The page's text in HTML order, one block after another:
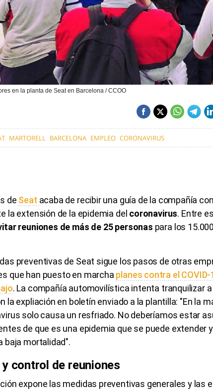
en la planta de Seat en Barcelona / CCOO
MARTORELL BARCELONA EMPLEO CORONAVIRUS
de Seat acaba de recibir una guía de la compañía con
la extensión de la epidemia del coronavirus. Entre
reuniones de más de 25 personas para los
preventivas de Seat sigue los pasos de otras
que han puesto en marcha planes contra el COVID-
. La compañía automovilística intenta tranquilizar
la expliación en boletín enviado a la plantilla: "En la
solo causa un resfriado. No deberíamos estar
de que es una epidemia que se puede extender
baja mortalidad".
control de reuniones
expone las medidas preventivas generales y las